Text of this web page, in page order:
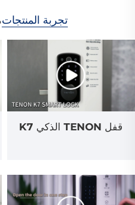
تجربة المنتجات
قفل TENON الذكي K7